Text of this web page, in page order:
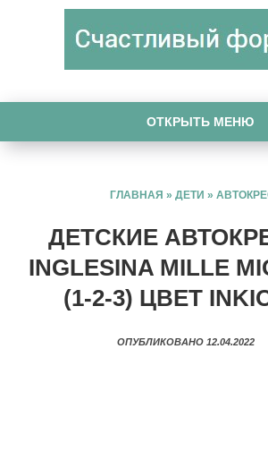
ОТКРЫТЬ МЕНЮ
ГЛАВНАЯ » ДЕТИ »
ДЕТСКИЕ
INGLESINA MILLE
(1-2-3) ЦВЕТ
ОПУБЛИКОВАНО